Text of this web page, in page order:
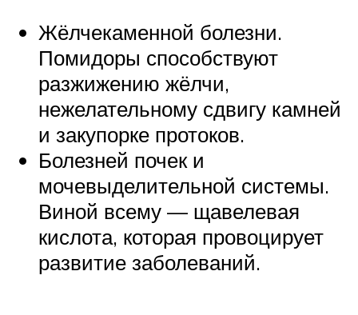
Жёлчекаменной болезни.
Помидоры способствуют
разжижению жёлчи,
нежелательному сдвигу камней
и закупорке протоков.
Болезней почек и
мочевыделительной системы.
Виной всему — щавелевая
кислота, которая провоцирует
развитие заболеваний.